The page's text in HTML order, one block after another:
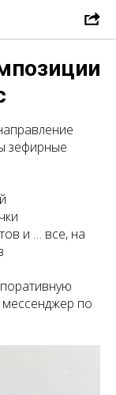
зефирные
и … все, на
по